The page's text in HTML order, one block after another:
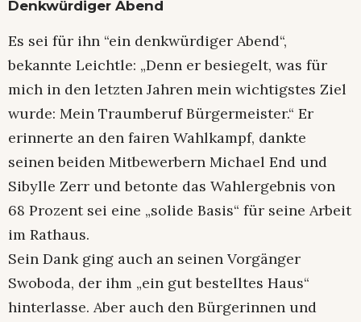
Denkwürdiger Abend
Es sei für ihn “ein denkwürdiger Abend“,
bekannte Leichtle: „Denn er besiegelt, was für
mich in den letzten Jahren mein wichtigstes Ziel
wurde: Mein Traumberuf Bürgermeister.“ Er
erinnerte an den fairen Wahlkampf, dankte
seinen beiden Mitbewerbern Michael End und
Sibylle Zerr und betonte das Wahlergebnis von
68 Prozent sei eine „solide Basis“ für seine Arbeit
im Rathaus.
Sein Dank ging auch an seinen Vorgänger
Swoboda, der ihm „ein gut bestelltes Haus“
hinterlasse. Aber auch den Bürgerinnen und